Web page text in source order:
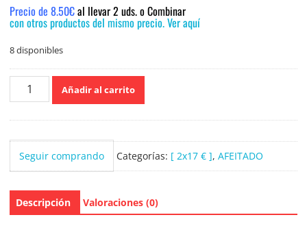
Precio de 8.50€al llevar 2 uds. o Combinar
con otros productos del mismo precio. Ver aquí
8 disponibles
Gillette
Venus
Swirl
maquina
+
1
recambio
(
Añadir al carrito
Seguir comprando Categorías: [ 2x17 € ], AFEITADO
Descripción Valoraciones (0)